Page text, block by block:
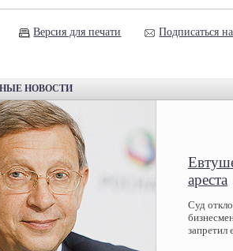
Версия для печати Подписаться
НОВОСТИ
ареста
Суд
запретил